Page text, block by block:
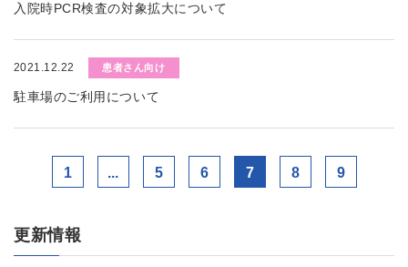
入院時PCR検査の対象拡大について
2021.12.22 患者さん向け
駐車場のご利用について
1 ... 5 6 7 8 9
更新情報